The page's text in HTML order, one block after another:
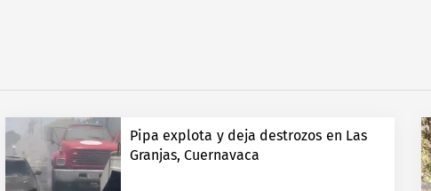
Pipa explota y deja destrozos en Las
Granjas, Cuernavaca